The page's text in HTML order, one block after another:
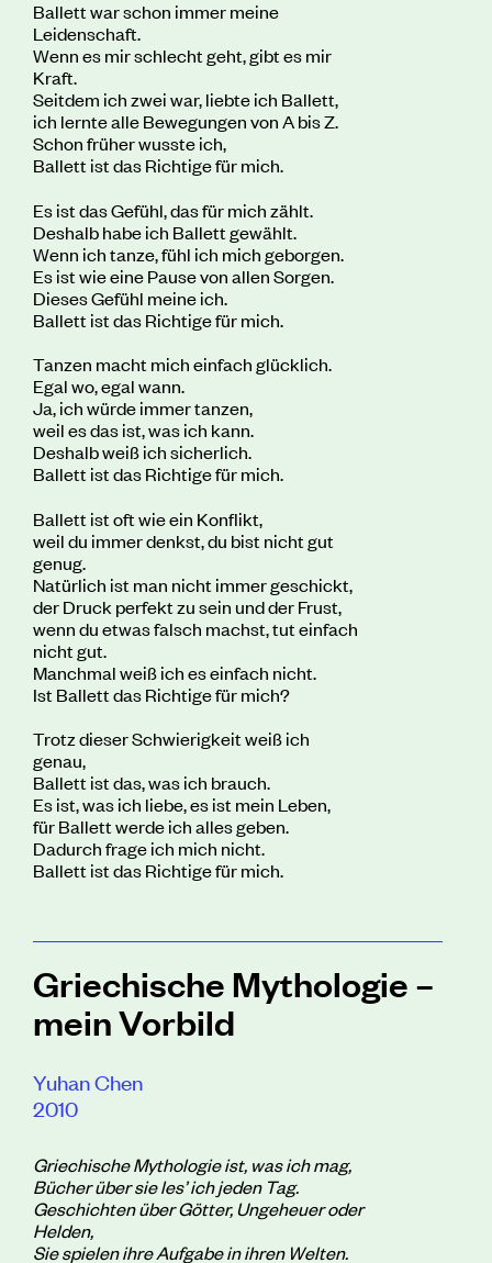
Ballett war schon immer meine
Leidenschaft.
Wenn es mir schlecht geht, gibt es mir
Kraft.
Seitdem ich zwei war, liebte ich Ballett,
ich lernte alle Bewegungen von A bis Z.
Schon früher wusste ich,
Ballett ist das Richtige für mich.
Es ist das Gefühl, das für mich zählt.
Deshalb habe ich Ballett gewählt.
Wenn ich tanze, fühl ich mich geborgen.
Es ist wie eine Pause von allen Sorgen.
Dieses Gefühl meine ich.
Ballett ist das Richtige für mich.
Tanzen macht mich einfach glücklich.
Egal wo, egal wann.
Ja, ich würde immer tanzen,
weil es das ist, was ich kann.
Deshalb weiß ich sicherlich.
Ballett ist das Richtige für mich.
Ballett ist oft wie ein Konflikt,
weil du immer denkst, du bist nicht gut
genug.
Natürlich ist man nicht immer geschickt,
der Druck perfekt zu sein und der Frust,
wenn du etwas falsch machst, tut einfach
nicht gut.
Manchmal weiß ich es einfach nicht.
Ist Ballett das Richtige für mich?
Trotz dieser Schwierigkeit weiß ich
genau,
Ballett ist das, was ich brauch.
Es ist, was ich liebe, es ist mein Leben,
für Ballett werde ich alles geben.
Dadurch frage ich mich nicht.
Ballett ist das Richtige für mich.
Griechische Mythologie –
mein Vorbild
Yuhan Chen
2010
Griechische Mythologie ist, was ich mag,
Bücher über sie les’ ich jeden Tag.
Geschichten über Götter, Ungeheuer oder
Helden,
Sie spielen ihre Aufgabe in ihren Welten.